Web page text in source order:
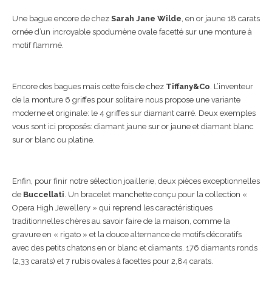
Une bague encore de chez Sarah Jane Wilde , en or jaune 18 carats
ornée d’un incroyable spodumène ovale facetté sur une monture à
motif flammé.
Encore des bagues mais cette fois de chez Tiffany&Co . L’inventeur
de la monture 6 griffes pour solitaire nous propose une variante
moderne et originale: le 4 griffes sur diamant carré. Deux exemples
vous sont ici proposés: diamant jaune sur or jaune et diamant blanc
sur or blanc ou platine.
Enfin, pour finir notre sélection joaillerie, deux pièces exceptionnelles
de Buccellati . Un bracelet manchette conçu pour la collection «
Opera High Jewellery » qui reprend les caractéristiques
traditionnelles chères au savoir faire de la maison, comme la
gravure en « rigato » et la douce alternance de motifs décoratifs
avec des petits chatons en or blanc et diamants. 176 diamants ronds
(2,33 carats) et 7 rubis ovales à facettes pour 2,84 carats.